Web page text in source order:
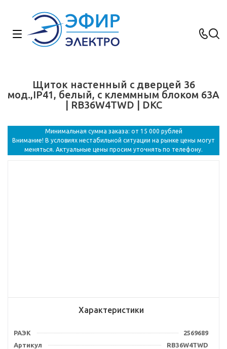
Щиток настенный с дверцей 36
мод.,IP41, белый, с клеммным блоком 63А
| RB36W4TWD | DKC
Минимальная сумма заказа: от 15 000 рублей
Внимание! В условиях нестабильной ситуации на рынке цены могут
меняться. Актуальные цены просим уточнять по телефону.
Характеристики
РАЭК
2569689
Артикул
RB36W4TWD